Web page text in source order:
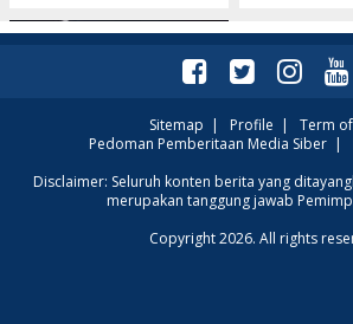
Bos LaLiga Javier Tebas
Kritik FIFA: Era Infantino
Sitemap | Profile | Term
Pedoman Pemberitaan Media Siber|
Disclaimer: Seluruh konten berita yang
merupakan tanggung jawab
Copyright 2026. All rights